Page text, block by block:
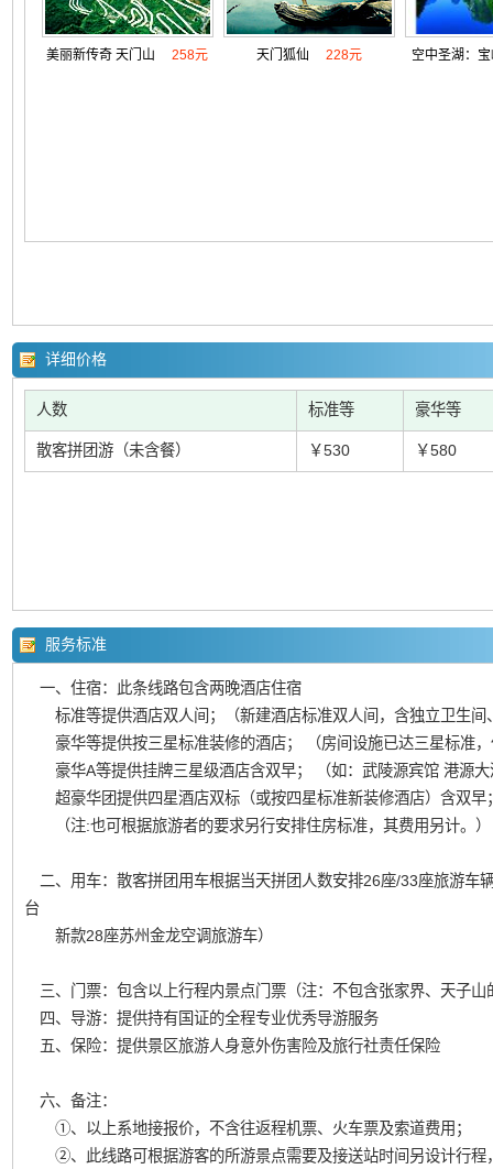
美丽新传奇 天门山 258元 天门狐仙 228元 空中圣湖：
详细价格
人数 标准等 豪华等
散客拼团游（未含餐） ￥530 ￥580
服务标准
一、住宿：此条线路包含两晚酒店住宿
标准等提供酒店双人间；（新建酒店标准双人间，含独立卫生间
豪华等提供按三星标准装修的酒店； （房间设施已达三星标准，
豪华A等提供挂牌三星级酒店含双早； （如：武陵源宾馆 港源大
超豪华团提供四星酒店双标（或按四星标准新装修酒店）含双早
（注:也可根据旅游者的要求另行安排住房标准，其费用另计。）
二、用车：散客拼团用车根据当天拼团人数安排26座/33座旅游车
台
新款28座苏州金龙空调旅游车）
三、门票：包含以上行程内景点门票（注：不包含张家界、天子山
四、导游：提供持有国证的全程专业优秀导游服务
五、保险：提供景区旅游人身意外伤害险及旅行社责任保险
六、备注：
①、以上系地接报价，不含往返程机票、火车票及索道费用；
②、此线路可根据游客的所游景点需要及接送站时间另设计行程